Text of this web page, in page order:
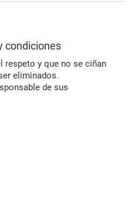
condiciones
respeto y que no se ciñan
eliminados.
de sus